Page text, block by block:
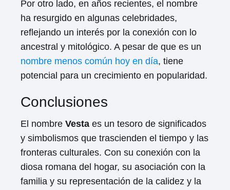
Por otro lado, en años recientes, el nombre
ha resurgido en algunas celebridades,
reflejando un interés por la conexión con lo
ancestral y mitológico. A pesar de que es un
nombre menos común hoy en día, tiene
potencial para un crecimiento en popularidad.
Conclusiones
El nombre Vesta es un tesoro de significados
y simbolismos que trascienden el tiempo y las
fronteras culturales. Con su conexión con la
diosa romana del hogar, su asociación con la
familia y su representación de la calidez y la